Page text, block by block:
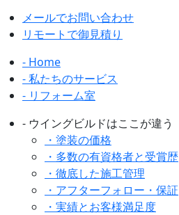
メールでお問い合わせ
リモートで御見積り
- Home
- 私たちのサービス
- リフォーム室
- ウイングビルドはここが違う
・塗装の価格
・多数の有資格者と受賞歴
・徹底した施工管理
・アフターフォロー・保証
・実績とお客様満足度